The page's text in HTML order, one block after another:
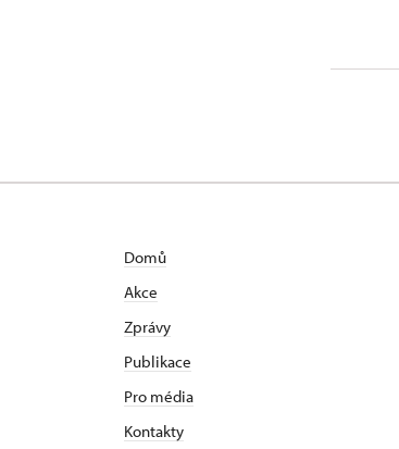
Domů
Akce
Zprávy
Publikace
Pro média
Kontakty